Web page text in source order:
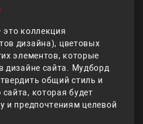
коллекция
дизайна), цветовых
элементов, которые
дизайне сайта. Мудборд
общий стиль и
которая будет
и предпочтениям целевой